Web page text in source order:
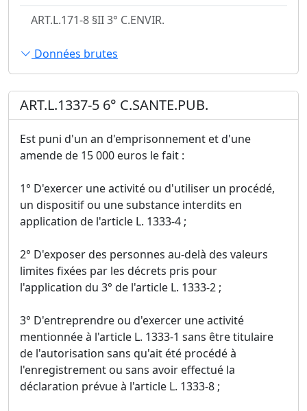
ART.L.171-8 §II 3° C.ENVIR.
Données brutes
ART.L.1337-5 6° C.SANTE.PUB.
Est puni d'un an d'emprisonnement et d'une
amende de 15 000 euros le fait :
1° D'exercer une activité ou d'utiliser un procédé,
un dispositif ou une substance interdits en
application de l'article L. 1333-4 ;
2° D'exposer des personnes au-delà des valeurs
limites fixées par les décrets pris pour
l'application du 3° de l'article L. 1333-2 ;
3° D'entreprendre ou d'exercer une activité
mentionnée à l'article L. 1333-1 sans être titulaire
de l'autorisation sans qu'ait été procédé à
l'enregistrement ou sans avoir effectué la
déclaration prévue à l'article L. 1333-8 ;